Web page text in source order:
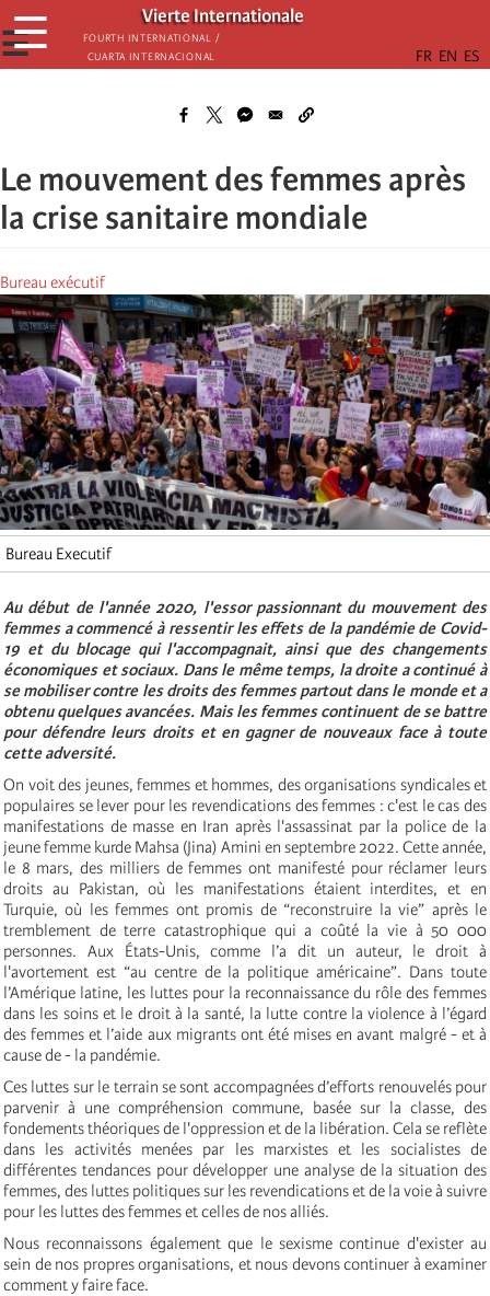
Skip
to
main
Vierte Internationale
Fourth International /
Cuarta Internacional
☰
☰
Le mouvement des femmes après
la crise sanitaire mondiale
Bureau exécutif
Bureau Executif
Au début de l'année 2020, l'essor passionnant du mouvement des
femmes a commencé à ressentir les effets de la pandémie de Covid-
19 et du blocage qui l'accompagnait, ainsi que des changements
économiques et sociaux. Dans le même temps, la droite a continué à
se mobiliser contre les droits des femmes partout dans le monde et a
obtenu quelques avancées. Mais les femmes continuent de se battre
pour défendre leurs droits et en gagner de nouveaux face à toute
cette adversité.
On voit des jeunes, femmes et hommes, des organisations syndicales et
populaires se lever pour les revendications des femmes : c'est le cas des
manifestations de masse en Iran après l'assassinat par la police de la
jeune femme kurde Mahsa (Jina) Amini en septembre 2022. Cette année,
le 8 mars, des milliers de femmes ont manifesté pour réclamer leurs
droits au Pakistan, où les manifestations étaient interdites, et en
Turquie, où les femmes ont promis de “reconstruire la vie” après le
tremblement de terre catastrophique qui a coûté la vie à 50 000
personnes. Aux États-Unis, comme l’a dit un auteur, le droit à
l'avortement est “au centre de la politique américaine”. Dans toute
l’Amérique latine, les luttes pour la reconnaissance du rôle des femmes
dans les soins et le droit à la santé, la lutte contre la violence à l’égard
des femmes et l’aide aux migrants ont été mises en avant malgré - et à
cause de - la pandémie.
Ces luttes sur le terrain se sont accompagnées d’efforts renouvelés pour
parvenir à une compréhension commune, basée sur la classe, des
fondements théoriques de l'oppression et de la libération. Cela se reflète
dans les activités menées par les marxistes et les socialistes de
différentes tendances pour développer une analyse de la situation des
femmes, des luttes politiques sur les revendications et de la voie à suivre
pour les luttes des femmes et celles de nos alliés.
Nous reconnaissons également que le sexisme continue d'exister au
sein de nos propres organisations, et nous devons continuer à examiner
comment y faire face.